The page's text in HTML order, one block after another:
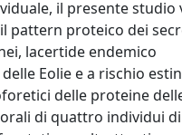
il presente studio
pattern proteico dei
lacertide endemico
Eolie e a rischio
delle proteine
di quattro individui di